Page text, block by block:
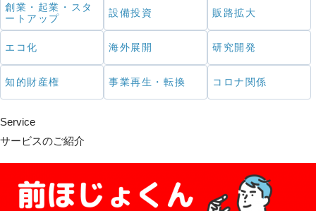
創業・起業・スタ
ートアップ
設備投資 販路拡大
エコ化 海外展開 研究開発
知的財産権 事業再生・転換 コロナ関係
Service
サービスのご紹介